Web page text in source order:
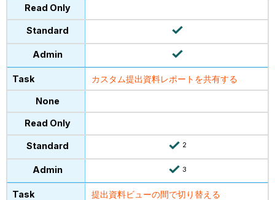
カスタム提出資料レポートを共有する
2
3
提出資料ビューの間で切り替える